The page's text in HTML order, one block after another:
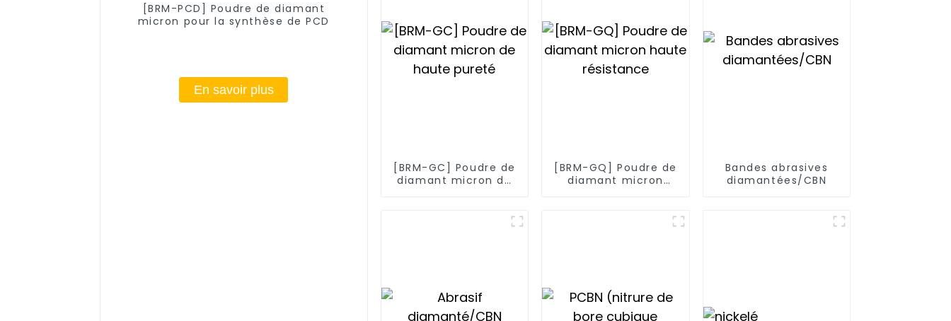
[BRM-PCD] Poudre de diamant
micron pour la synthèse de PCD
En savoir plus
[BRM-GC] Poudre de
diamant micron de
[BRM-GQ] Poudre de
diamant micron
Bandes abrasives
diamantées/CBN